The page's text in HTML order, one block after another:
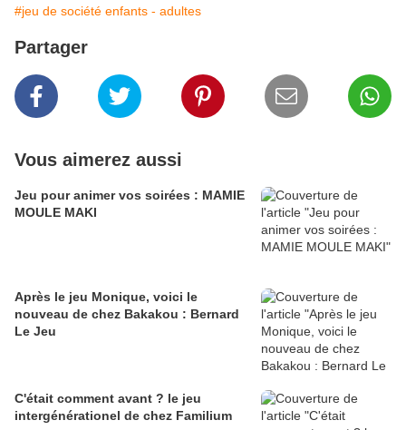
#jeu de société enfants - adultes
Partager
Vous aimerez aussi
Jeu pour animer vos soirées : MAMIE
MOULE MAKI
Après le jeu Monique, voici le
nouveau de chez Bakakou : Bernard
Le Jeu
C'était comment avant ? le jeu
intergénérationel de chez Familium